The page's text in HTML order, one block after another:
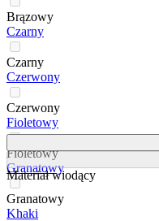
Brązowy
Czarny
Czarny
Czerwony
Czerwony
Fioletowy
Fioletowy
Granatowy
Granatowy
Khaki
Materiał wiodący